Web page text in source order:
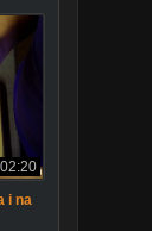
02:20
i na